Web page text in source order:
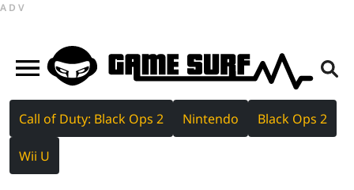
ADV
Call of Duty: Black Ops 2 Nintendo Black Ops 2
Wii U